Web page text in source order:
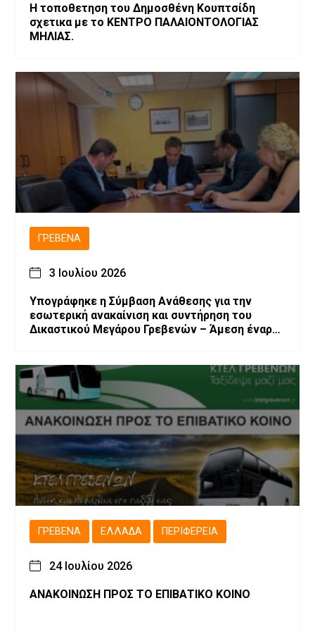
Η τοποθετηση του Δημοσθένη Κουπτσίδη
σχετικα με το ΚΕΝΤΡΟ ΠΑΛΑΙΟΝΤΟΛΟΓΙΑΣ
ΜΗΛΙΑΣ.
ΓΡΕΒΕΝΆ
3 Ιουλίου 2026
Υπογράφηκε η Σύμβαση Ανάθεσης για την
εσωτερική ανακαίνιση και συντήρηση του
Δικαστικού Μεγάρου Γρεβενών – Άμεση έναρξη
ΓΡΕΒΕΝΆ ΕΛΛΆΔΑ ΠΕΡΙΦΈΡΕΙΑ
24 Ιουλίου 2026
ΑΝΑΚΟΙΝΩΣΗ ΠΡΟΣ ΤΟ ΕΠΙΒΑΤΙΚΟ ΚΟΙΝΟ